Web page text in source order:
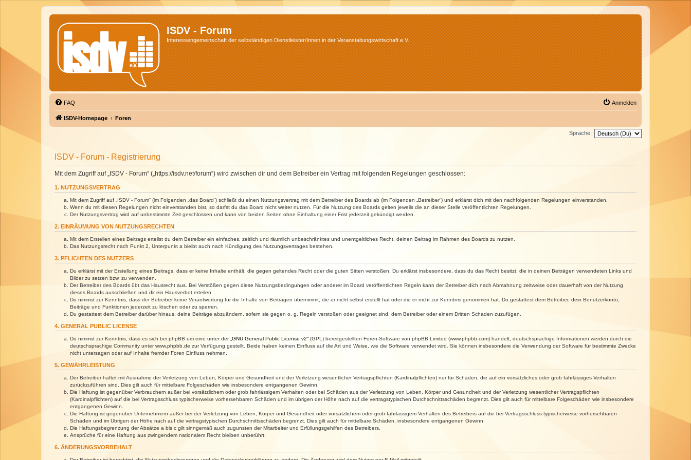
ISDV - Forum
Interessengemeinschaft der selbständigen Dienstleister/Innen in der Veranstaltungswirtschaft e.V.
FAQ Anmelden
ISDV-Homepage Foren
Sprache:
ISDV - Forum - Registrierung
Mit dem Zugriff auf „ISDV - Forum“ („https://isdv.net/forum“) wird zwischen dir und dem Betreiber ein Vertrag mit folgenden Regelungen geschlossen:
1. NUTZUNGSVERTRAG
Mit dem Zugriff auf „ISDV - Forum“ (im Folgenden „das Board“) schließt du einen Nutzungsvertrag mit dem Betreiber des Boards ab (im Folgenden „Betreiber“) und erklärst dich mit den nachfolgenden Regelungen einverstanden.
Wenn du mit diesen Regelungen nicht einverstanden bist, so darfst du das Board nicht weiter nutzen. Für die Nutzung des Boards gelten jeweils die an dieser Stelle veröffentlichten Regelungen.
Der Nutzungsvertrag wird auf unbestimmte Zeit geschlossen und kann von beiden Seiten ohne Einhaltung einer Frist jederzeit gekündigt werden.
2. EINRÄUMUNG VON NUTZUNGSRECHTEN
Mit dem Erstellen eines Beitrags erteilst du dem Betreiber ein einfaches, zeitlich und räumlich unbeschränktes und unentgeltliches Recht, deinen Beitrag im Rahmen des Boards zu nutzen.
Das Nutzungsrecht nach Punkt 2, Unterpunkt a bleibt auch nach Kündigung des Nutzungsvertrages bestehen.
3. PFLICHTEN DES NUTZERS
Du erklärst mit der Erstellung eines Beitrags, dass er keine Inhalte enthält, die gegen geltendes Recht oder die guten Sitten verstoßen. Du erklärst insbesondere, dass du das Recht besitzt, die in deinen Beiträgen verwendeten Links und
Bilder zu setzen bzw. zu verwenden.
Der Betreiber des Boards übt das Hausrecht aus. Bei Verstößen gegen diese Nutzungsbedingungen oder anderer im Board veröffentlichten Regeln kann der Betreiber dich nach Abmahnung zeitweise oder dauerhaft von der Nutzung
dieses Boards ausschließen und dir ein Hausverbot erteilen.
Du nimmst zur Kenntnis, dass der Betreiber keine Verantwortung für die Inhalte von Beiträgen übernimmt, die er nicht selbst erstellt hat oder die er nicht zur Kenntnis genommen hat. Du gestattest dem Betreiber, dein Benutzerkonto,
Beiträge und Funktionen jederzeit zu löschen oder zu sperren.
Du gestattest dem Betreiber darüber hinaus, deine Beiträge abzuändern, sofern sie gegen o. g. Regeln verstoßen oder geeignet sind, dem Betreiber oder einem Dritten Schaden zuzufügen.
4. GENERAL PUBLIC LICENSE
Du nimmst zur Kenntnis, dass es sich bei phpBB um eine unter der „ GNU General Public License v2“ (GPL) bereitgestellten Foren-Software von phpBB Limited (www.phpbb.com) handelt; deutschsprachige Informationen werden durch die
deutschsprachige Community unter www.phpbb.de zur Verfügung gestellt. Beide haben keinen Einfluss auf die Art und Weise, wie die Software verwendet wird. Sie können insbesondere die Verwendung der Software für bestimmte Zwecke
nicht untersagen oder auf Inhalte fremder Foren Einfluss nehmen.
5. GEWÄHRLEISTUNG
Der Betreiber haftet mit Ausnahme der Verletzung von Leben, Körper und Gesundheit und der Verletzung wesentlicher Vertragspflichten (Kardinalpflichten) nur für Schäden, die auf ein vorsätzliches oder grob fahrlässiges Verhalten
zurückzuführen sind. Dies gilt auch für mittelbare Folgeschäden wie insbesondere entgangenen Gewinn.
Die Haftung ist gegenüber Verbrauchern außer bei vorsätzlichem oder grob fahrlässigem Verhalten oder bei Schäden aus der Verletzung von Leben, Körper und Gesundheit und der Verletzung wesentlicher Vertragspflichten
(Kardinalpflichten) auf die bei Vertragsschluss typischerweise vorhersehbaren Schäden und im übrigen der Höhe nach auf die vertragstypischen Durchschnittsschäden begrenzt. Dies gilt auch für mittelbare Folgeschäden wie insbesondere
entgangenen Gewinn.
Die Haftung ist gegenüber Unternehmern außer bei der Verletzung von Leben, Körper und Gesundheit oder vorsätzlichem oder grob fahrlässigem Verhalten des Betreibers auf die bei Vertragsschluss typischerweise vorhersehbaren
Schäden und im Übrigen der Höhe nach auf die vertragstypischen Durchschnittsschäden begrenzt. Dies gilt auch für mittelbare Schäden, insbesondere entgangenen Gewinn.
Die Haftungsbegrenzung der Absätze a bis c gilt sinngemäß auch zugunsten der Mitarbeiter und Erfüllungsgehilfen des Betreibers.
Ansprüche für eine Haftung aus zwingendem nationalem Recht bleiben unberührt.
6. ÄNDERUNGSVORBEHALT